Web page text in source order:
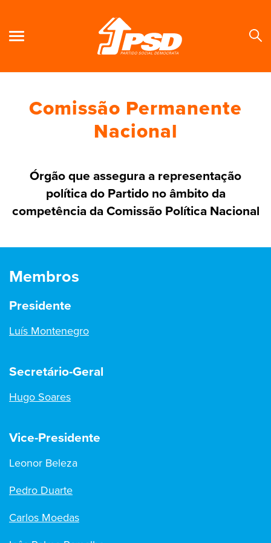
Comissão Permanente
Nacional
Órgão que assegura a representação
política do Partido no âmbito da
competência da Comissão Política Nacional
Membros
Presidente
Luís Montenegro
Secretário-Geral
Hugo Soares
Vice-Presidente
Leonor Beleza
Pedro Duarte
Carlos Moedas